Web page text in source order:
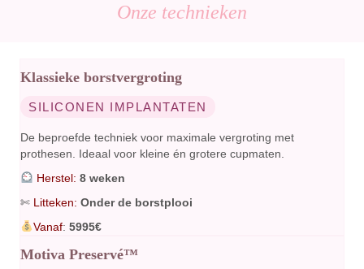
Onze technieken
Klassieke borstvergroting
SILICONEN IMPLANTATEN
De beproefde techniek voor maximale vergroting met
prothesen. Ideaal voor kleine én grotere cupmaten.
Herstel: 8 weken
✄ Litteken: Onder de borstplooi
Vanaf: 5995€
Motiva Preservé™️